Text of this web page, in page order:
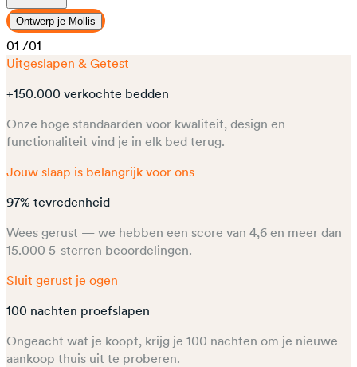
Ontwerp je Mollis
01 /01
Uitgeslapen & Getest
+150.000 verkochte bedden
Onze hoge standaarden voor kwaliteit, design en
functionaliteit vind je in elk bed terug.
Jouw slaap is belangrijk voor ons
97% tevredenheid
Wees gerust — we hebben een score van 4,6 en meer dan
15.000 5-sterren beoordelingen.​
Sluit gerust je ogen
100 nachten proefslapen
Ongeacht wat je koopt, krijg je 100 nachten om je nieuwe
aankoop thuis uit te proberen.​